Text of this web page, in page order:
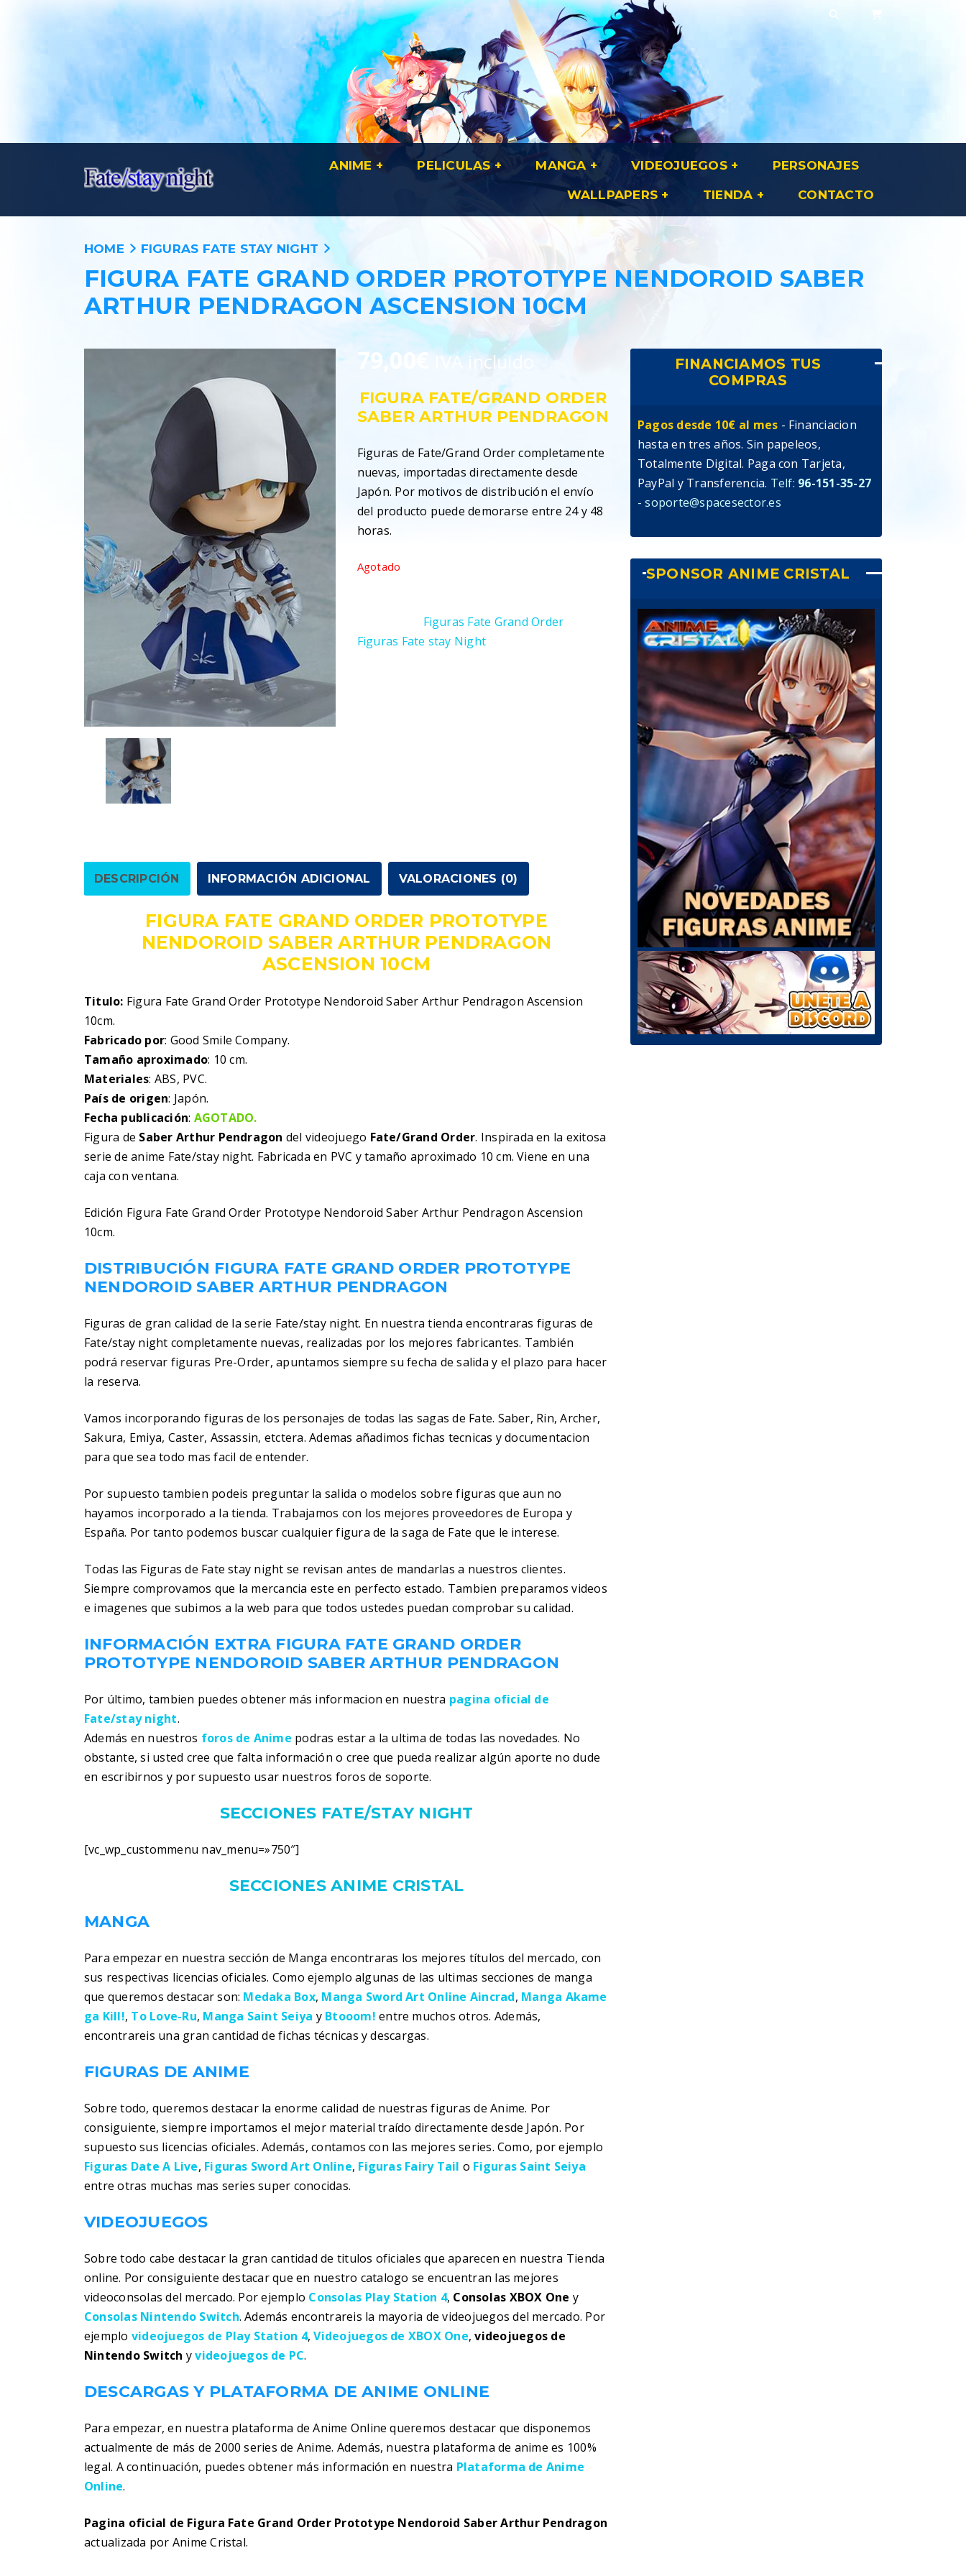
ANIME PELICULAS MANGA VIDEOJUEGOS
PERSONAJES
WALLPAPERS
TIENDA CONTACTO
HOME FIGURAS FATE STAY NIGHT
FIGURA FATE GRAND ORDER PROTOTYPE NENDOROID SABER
ARTHUR PENDRAGON ASCENSION 10CM
79,00€ IVA incluido
FIGURA FATE/GRAND ORDER
SABER ARTHUR PENDRAGON
Figuras de Fate/Grand Order completamente
nuevas, importadas directamente desde
Japón. Por motivos de distribución el envío
del producto puede demorarse entre 24 y 48
horas.
Agotado
Figuras Fate Grand Order
Figuras Fate stay Night
DESCRIPCIÓN INFORMACIÓN ADICIONAL VALORACIONES (0)
FIGURA FATE GRAND ORDER PROTOTYPE
NENDOROID SABER ARTHUR PENDRAGON
ASCENSION 10CM
Titulo: Figura Fate Grand Order Prototype Nendoroid Saber Arthur Pendragon Ascension
10cm.
Fabricado por: Good Smile Company.
Tamaño aproximado: 10 cm.
Materiales: ABS, PVC.
País de origen: Japón.
Fecha publicación: AGOTADO.
Figura de Saber Arthur Pendragon del videojuego Fate/Grand Order. Inspirada en la exitosa
serie de anime Fate/stay night. Fabricada en PVC y tamaño aproximado 10 cm. Viene en una
caja con ventana.
Edición Figura Fate Grand Order Prototype Nendoroid Saber Arthur Pendragon Ascension
10cm.
DISTRIBUCIÓN FIGURA FATE GRAND ORDER PROTOTYPE
NENDOROID SABER ARTHUR PENDRAGON
Figuras de gran calidad de la serie Fate/stay night. En nuestra tienda encontraras figuras de
Fate/stay night completamente nuevas, realizadas por los mejores fabricantes. También
podrá reservar figuras Pre-Order, apuntamos siempre su fecha de salida y el plazo para hacer
la reserva.
Vamos incorporando figuras de los personajes de todas las sagas de Fate. Saber, Rin, Archer,
Sakura, Emiya, Caster, Assassin, etctera. Ademas añadimos fichas tecnicas y documentacion
para que sea todo mas facil de entender.
Por supuesto tambien podeis preguntar la salida o modelos sobre figuras que aun no
hayamos incorporado a la tienda. Trabajamos con los mejores proveedores de Europa y
España. Por tanto podemos buscar cualquier figura de la saga de Fate que le interese.
Todas las Figuras de Fate stay night se revisan antes de mandarlas a nuestros clientes.
Siempre comprovamos que la mercancia este en perfecto estado. Tambien preparamos videos
e imagenes que subimos a la web para que todos ustedes puedan comprobar su calidad.
INFORMACIÓN EXTRA FIGURA FATE GRAND ORDER
PROTOTYPE NENDOROID SABER ARTHUR PENDRAGON
Por último, tambien puedes obtener más informacion en nuestra pagina oficial de
Fate/stay night.
Además en nuestros foros de Anime podras estar a la ultima de todas las novedades. No
obstante, si usted cree que falta información o cree que pueda realizar algún aporte no dude
en escribirnos y por supuesto usar nuestros foros de soporte.
SECCIONES FATE/STAY NIGHT
[vc_wp_custommenu nav_menu=»750″]
SECCIONES ANIME CRISTAL
MANGA
Para empezar en nuestra sección de Manga encontraras los mejores títulos del mercado, con
sus respectivas licencias oficiales. Como ejemplo algunas de las ultimas secciones de manga
que queremos destacar son: Medaka Box, Manga Sword Art Online Aincrad, Manga Akame
ga Kill!, To Love-Ru, Manga Saint Seiya y Btooom! entre muchos otros. Además,
encontrareis una gran cantidad de fichas técnicas y descargas.
FIGURAS DE ANIME
Sobre todo, queremos destacar la enorme calidad de nuestras figuras de Anime. Por
consiguiente, siempre importamos el mejor material traído directamente desde Japón. Por
supuesto sus licencias oficiales. Además, contamos con las mejores series. Como, por ejemplo
Figuras Date A Live, Figuras Sword Art Online, Figuras Fairy Tail o Figuras Saint Seiya
entre otras muchas mas series super conocidas.
VIDEOJUEGOS
Sobre todo cabe destacar la gran cantidad de titulos oficiales que aparecen en nuestra Tienda
online. Por consiguiente destacar que en nuestro catalogo se encuentran las mejores
videoconsolas del mercado. Por ejemplo Consolas Play Station 4, Consolas XBOX One y
Consolas Nintendo Switch. Además encontrareis la mayoria de videojuegos del mercado. Por
ejemplo videojuegos de Play Station 4,Videojuegos de XBOX One,videojuegos de
Nintendo Switch yvideojuegos de PC.
DESCARGAS Y PLATAFORMA DE ANIME ONLINE
Para empezar, en nuestra plataforma de Anime Online queremos destacar que disponemos
actualmente de más de 2000 series de Anime. Además, nuestra plataforma de anime es 100%
legal. A continuación, puedes obtener más información en nuestra Plataforma de Anime
Online.
Pagina oficial de Figura Fate Grand Order Prototype Nendoroid Saber Arthur Pendragon
actualizada por Anime Cristal.
FINANCIAMOS TUS
COMPRAS
Pagos desde 10€ al mes - Financiacion
hasta en tres años. Sin papeleos,
Totalmente Digital. Paga con Tarjeta,
PayPal y Transferencia. Telf: 96-151-35-27
- soporte@spacesector.es
SPONSOR ANIME CRISTAL